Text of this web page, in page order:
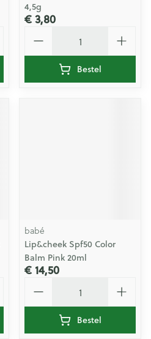
4,5g
€ 3,80
Bestel
babé
Lip&cheek Spf50 Color
Balm Pink 20ml
€ 14,50
Bestel